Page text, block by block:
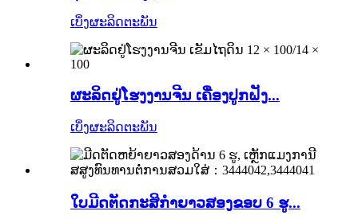
ເບິ່ງຜະລິດຕະພັນ
ຜະລິດຢູ່ໂຮງງານຈີນ ເຄື່ອງປູກຝັງ...
ເບິ່ງຜະລິດຕະພັນ
ໃບມີດຕັດກະສິກຳຍາວສອງຂອບ 6 ຮູ...